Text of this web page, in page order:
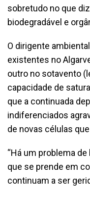
sobretudo no que
biodegradável e
O dirigente
existentes no
outro no sotavento
capacidade de
que a continuada
indiferenciados
de novas células
“Há um problema
que se prende em
continuam a ser